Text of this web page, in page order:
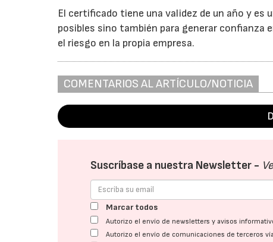
El certificado tiene una validez de un año y es
posibles sino también para generar confianza
el riesgo en la propia empresa.
COMENTARIOS AL ARTÍCULO/NOTICIA
Suscríbase a nuestra Newsletter -
Marcar todos
Autorizo el envío de newsletters y avisos
Autorizo el envío de comunicaciones de terceros